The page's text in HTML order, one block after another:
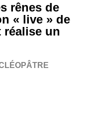
rênes de
« live » de
réalise un